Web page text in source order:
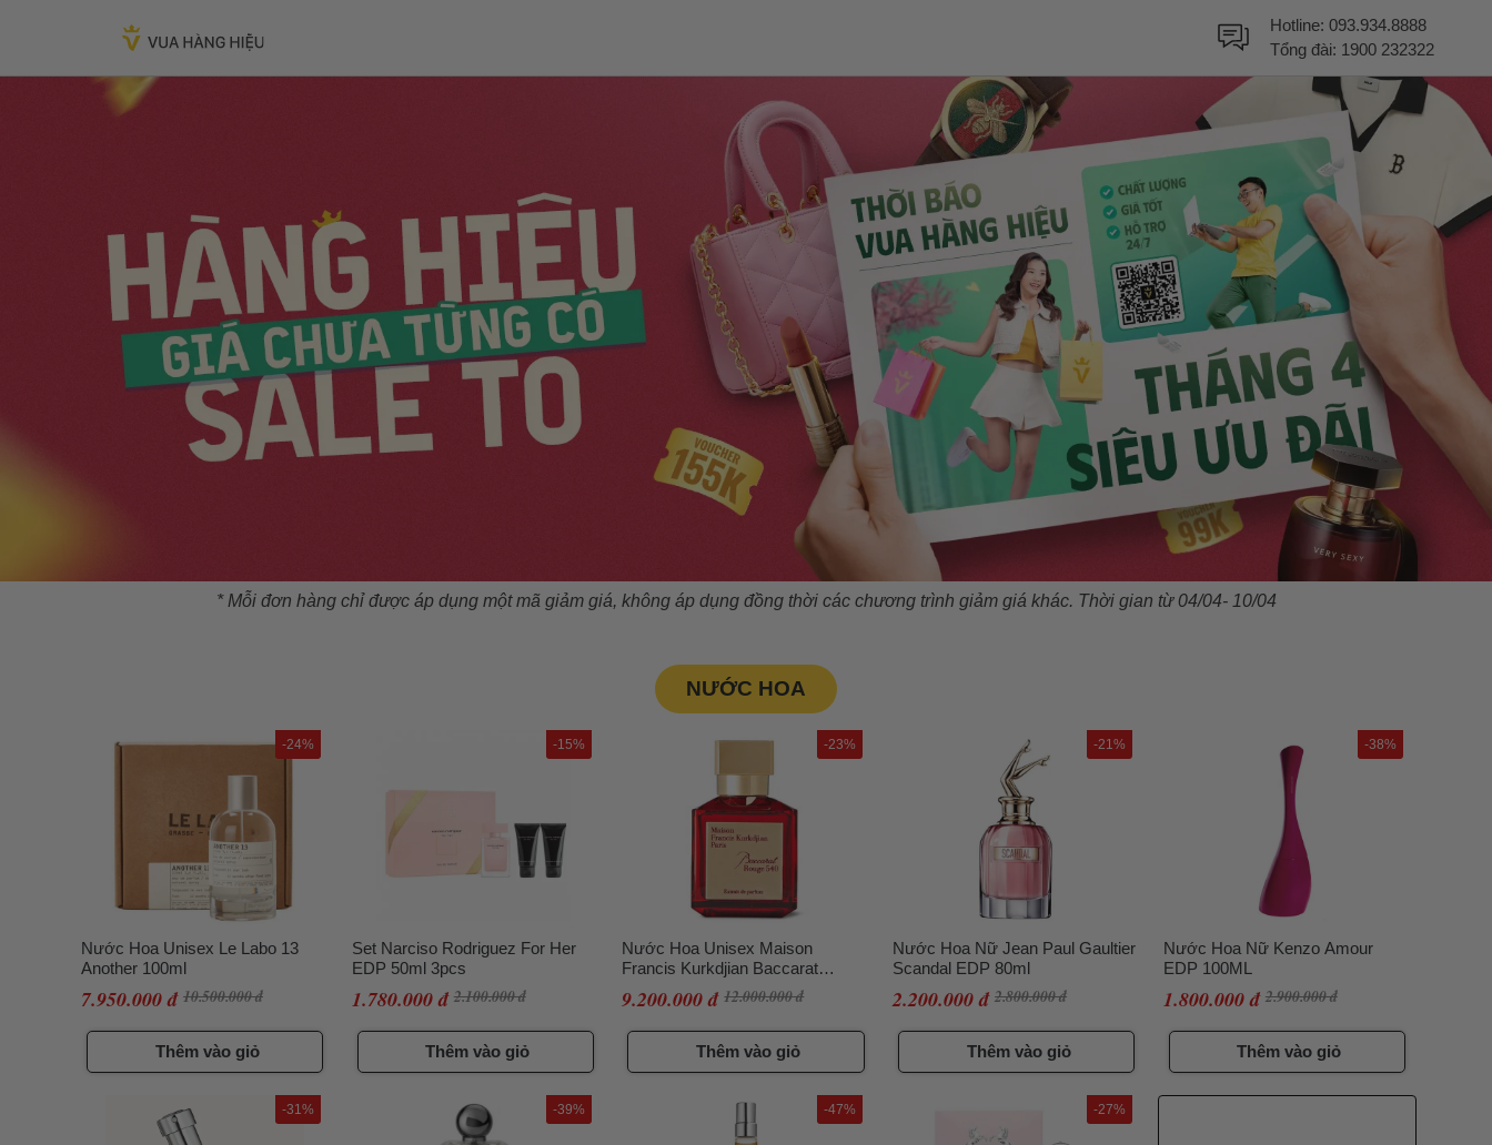
Hotline: 093.934.8888
Tổng đài: 1900 232322
* Mỗi đơn hàng chỉ được áp dụng một mã giảm giá, không áp dụng đồng thời các chương trình giảm giá khác. Thời gian từ 04/04- 10/04
NƯỚC HOA
Nước Hoa Unisex Le Labo 13
Another 100ml
7.950.000 đ 10.500.000 đ
-24%
Thêm vào giỏ
Set Narciso Rodriguez For Her
EDP 50ml 3pcs
1.780.000 đ 2.100.000 đ
-15%
Thêm vào giỏ
Nước Hoa Unisex Maison
Francis Kurkdjian Baccarat
Rouge 540 Extrait De Parfum
70ml
9.200.000 đ 12.000.000 đ
-23%
Thêm vào giỏ
Nước Hoa Nữ Jean Paul Gaultier
Scandal EDP 80ml
2.200.000 đ 2.800.000 đ
-21%
Thêm vào giỏ
Nước Hoa Nữ Kenzo Amour
EDP 100ML
1.800.000 đ 2.900.000 đ
-38%
Thêm vào giỏ
-31% -39% -47% -27%